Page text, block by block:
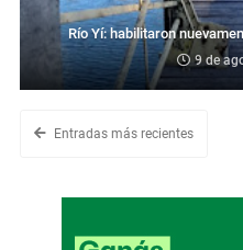
Río Yí: habilitaron
9 de
Entradas más recientes